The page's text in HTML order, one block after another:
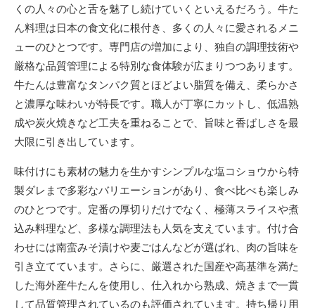
くの人々の心と舌を魅了し続けていくといえるだろう。牛た
ん料理は日本の食文化に根付き、多くの人々に愛されるメニ
ューのひとつです。専門店の増加により、独自の調理技術や
厳格な品質管理による特別な食体験が広まりつつあります。
牛たんは豊富なタンパク質とほどよい脂質を備え、柔らかさ
と濃厚な味わいが特長です。職人が丁寧にカットし、低温熟
成や炭火焼きなど工夫を重ねることで、旨味と香ばしさを最
大限に引き出しています。
味付けにも素材の魅力を生かすシンプルな塩コショウから特
製ダレまで多彩なバリエーションがあり、食べ比べも楽しみ
のひとつです。定番の厚切りだけでなく、極薄スライスや煮
込み料理など、多様な調理法も人気を支えています。付け合
わせには南蛮みそ漬けや麦ごはんなどが選ばれ、肉の旨味を
引き立てています。さらに、厳選された国産や高基準を満た
した海外産牛たんを使用し、仕入れから熟成、焼きまで一貫
して品質管理されているのも評価されています。持ち帰り用